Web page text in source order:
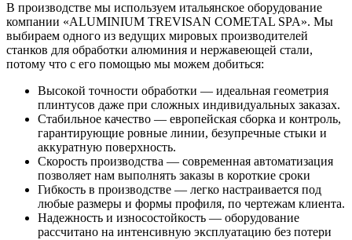
В производстве мы используем итальянское оборудование
компании «ALUMINIUM TREVISAN COMETAL SPA». Мы
выбираем одного из ведущих мировых производителей
станков для обработки алюминия и нержавеющей стали,
потому что с его помощью мы можем добиться:
Высокой точности обработки — идеальная геометрия
плинтусов даже при сложных индивидуальных заказах.
Стабильное качество — европейская сборка и контроль,
гарантирующие ровные линии, безупречные стыки и
аккуратную поверхность.
Скорость производства — современная автоматизация
позволяет нам выполнять заказы в короткие сроки
Гибкость в производстве — легко настраивается под
любые размеры и формы профиля, по чертежам клиента.
Надежность и износостойкость — оборудование
рассчитано на интенсивную эксплуатацию без потери